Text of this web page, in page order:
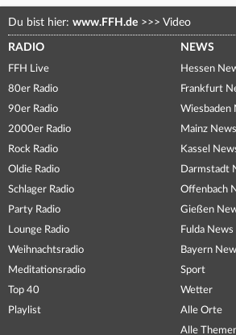
Du bist hier: www.FFH.de >>> Video
RADIO
FFH Live
80er Radio
90er Radio
2000er Radio
Rock Radio
Oldie Radio
Schlager Radio
Party Radio
Lounge Radio
Weihnachtsradio
Meditationsradio
Top 40
Playlist
NEWS
Hessen
Frankfurt
Wiesbaden
Mainz News
Kassel
Darmstadt
Offenbach
Gießen
Fulda News
Bayern
Sport
Wetter
Alle Orte
Alle